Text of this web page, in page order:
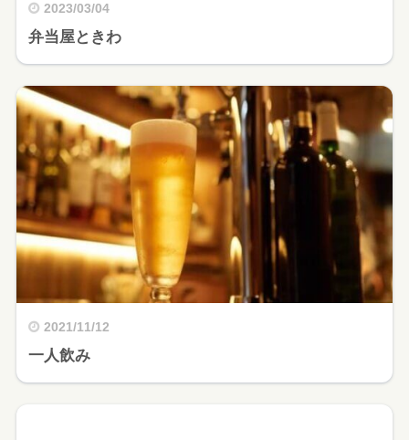
2023/03/04
弁当屋ときわ
2021/11/12
一人飲み